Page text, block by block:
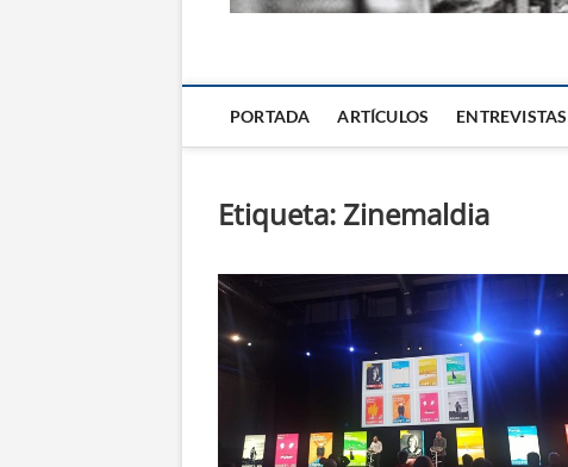
PORTADA ARTÍCULOS ENTREVISTAS
Etiqueta: Zinemaldia